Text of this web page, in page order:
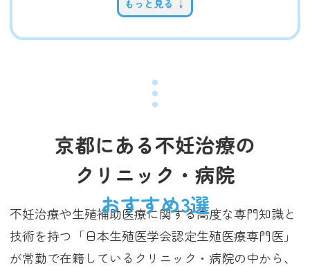
もっと見る ↓
京都にある不妊治療の
クリニック・病院
おすすめ3選
不妊治療や生殖補助医療に関する高度な専門知識と
技術を持つ「日本生殖医学会認定生殖医療専門医」
が常勤で在籍しているクリニック・病院の中から、